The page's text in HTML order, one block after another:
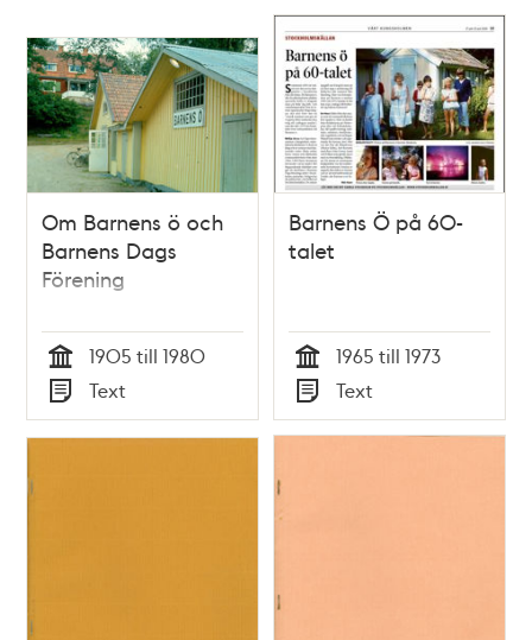
Om Barnens ö och
Barnens Dags
Förening
Tid
1905 till 1980
Typ
Text
Barnens Ö på 60-
talet
Tid
1965 till 1973
Typ
Text